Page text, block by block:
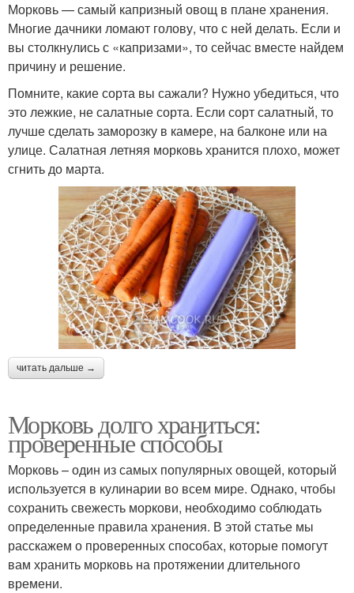
Морковь — самый капризный овощ в плане хранения.
Многие дачники ломают голову, что с ней делать. Если и
вы столкнулись с «капризами», то сейчас вместе найдем
причину и решение.
Помните, какие сорта вы сажали? Нужно убедиться, что
это лежкие, не салатные сорта. Если сорт салатный, то
лучше сделать заморозку в камере, на балконе или на
улице. Салатная летняя морковь хранится плохо, может
сгнить до марта.
читать дальше →
Морковь долго храниться:
проверенные способы
Морковь – один из самых популярных овощей, который
используется в кулинарии во всем мире. Однако, чтобы
сохранить свежесть моркови, необходимо соблюдать
определенные правила хранения. В этой статье мы
расскажем о проверенных способах, которые помогут
вам хранить морковь на протяжении длительного
времени.